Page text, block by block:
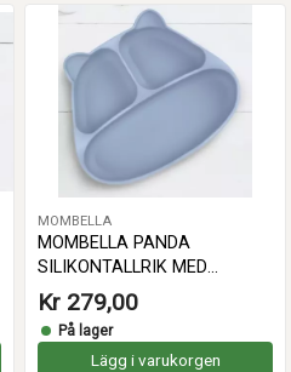
MOMBELLA
MOMBELLA PANDA
SILIKONTALLRIK MED
SUGKOPP - LJUSBLÅ
Kr 279,00
På lager
Lägg i varukorgen